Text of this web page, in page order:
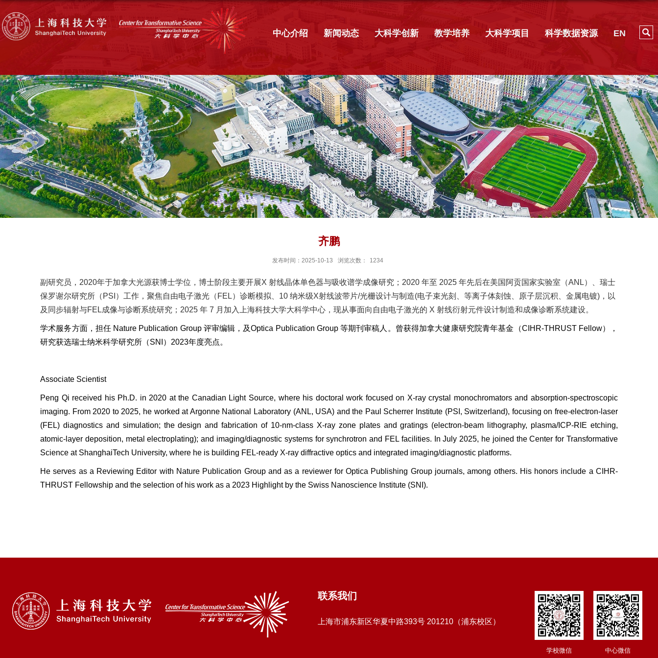
中心介绍 新闻动态 大科学创新 教学培养 大科学项目 科学数据资源 EN
齐鹏
发布时间：2025-10-13 浏览次数： 1234
副研究员， 2020年于加拿大光源获博士学位，博士阶段主要开展X 射线晶体单色器与吸收谱学成像研究； 2020 年至 2025 年先后在美国阿贡国家实验室（ANL）、瑞士
保罗谢尔研究所（ PSI ）工作，聚焦自由电子激光（ FEL）诊断模拟、 10 纳米级X射线波带片/光栅设计与制造(电子束光刻、等离子体刻蚀、原子层沉积、金属电镀) ，以
及同步辐射与FEL成像与诊断系统研究； 2025 年 7 月加入上海科技大学大科学中心，现从事面向自由电子激光的 X 射线衍射元件设计制造和成像诊断系统建设。
学术服务方面，担任 Nature Publication Group 评审编辑，及Optica Publication Group 等期刊审稿人。曾获得加拿大健康研究院青年基金（CIHR-THRUST Fellow），
研究获选瑞士纳米科学研究所（SNI ） 2023年度亮点。
Associate Scientist
Peng Qi received his Ph.D. in 2020 at the Canadian Light Source, where his doctoral work focused on X-ray crystal monochromators and absorption-spectroscopic
imaging. From 2020 to 2025, he worked at Argonne National Laboratory (ANL, USA) and the Paul Scherrer Institute (PSI, Switzerland), focusing on free-electron-laser
(FEL) diagnostics and simulation; the design and fabrication of 10-nm-class X-ray zone plates and gratings (electron-beam lithography, plasma/ICP-RIE etching,
atomic-layer deposition, metal electroplating); and imaging/diagnostic systems for synchrotron and FEL facilities. In July 2025, he joined the Center for Transformative
Science at ShanghaiTech University, where he is building FEL-ready X-ray diffractive optics and integrated imaging/diagnostic platforms.
He serves as a Reviewing Editor with Nature Publication Group and as a reviewer for Optica Publishing Group journals, among others. His honors include a CIHR-
THRUST Fellowship and the selection of his work as a 2023 Highlight by the Swiss Nanoscience Institute (SNI).
联系我们
上海市浦东新区华夏中路393号 201210（浦东校区）
学校微信 中心微信